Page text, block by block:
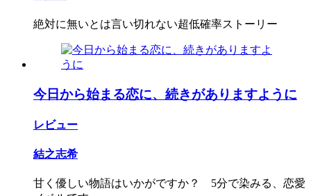
絶対に無いとは言い切れない超低確率ストーリー
今日から始まる恋に、続きがありますように
レビュー
結之志希
甘く優しい物語はいかがですか？ 5分で染みる、恋愛